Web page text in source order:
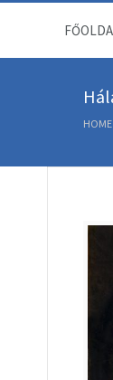
HOME